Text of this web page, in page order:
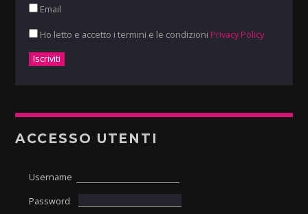
Email
Ho letto e accetto i termini e le condizioni Privacy Policy
ACCESSO UTENTI
Username
Password